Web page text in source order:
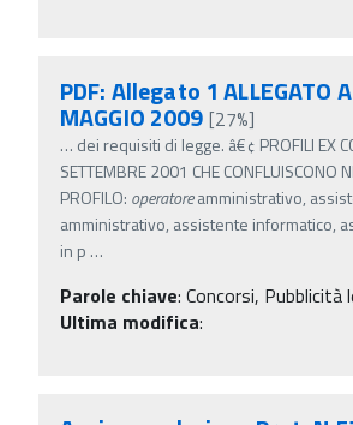
PDF: Allegato 1 ALLEGATO
MAGGIO 2009 [27%]
… dei requisiti di legge. â€¢ PROFILI EX
SETTEMBRE 2001 CHE CONFLUISCONO
PROFILO: operatoreamministrativo,
amministrativo, assistente informatico,
in p …
Parole chiave: Concorsi, Pubblicità
Ultima modifica: